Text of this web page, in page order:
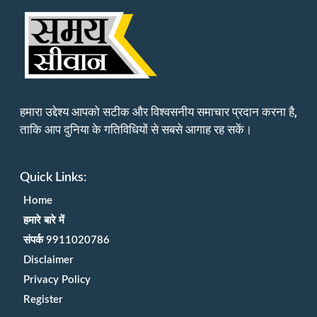
हमारा उद्देश्य आपको सटीक और विश्वसनीय समाचार प्रदान करना है,
ताकि आप दुनिया के गतिविधियों से सबसे आगाह रह सकें।
Quick Links:
Home
हमारे बारे में
संपर्क 9911020786
Disclaimer
Privacy Policy
Register